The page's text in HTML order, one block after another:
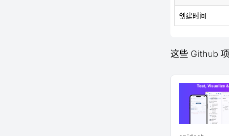
创建时间
这些 Github